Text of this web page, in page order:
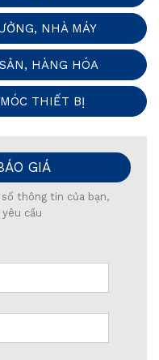
NHÀ MÁY
HÀNG HÓA
THIẾT BỊ
GIÁ
thông tin của bạn,
cầu